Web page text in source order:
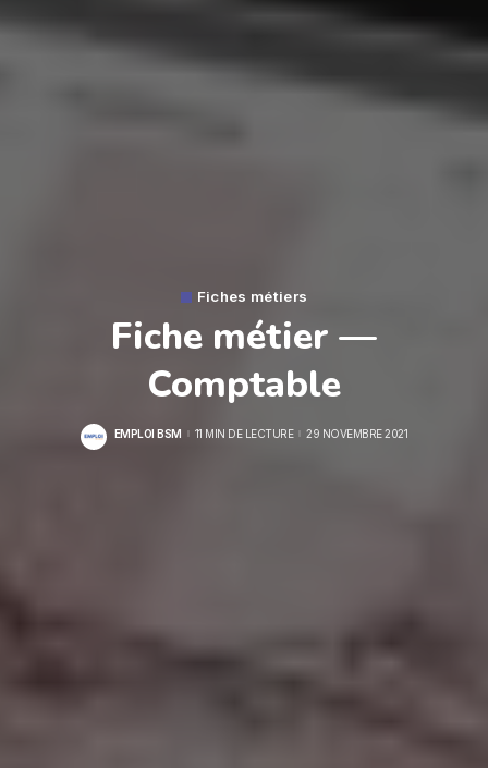
Fiches métiers
Fiche métier —
Comptable
POSTED
EMPLOI BSM 11 MIN DE LECTURE 29 NOVEMBRE 2021